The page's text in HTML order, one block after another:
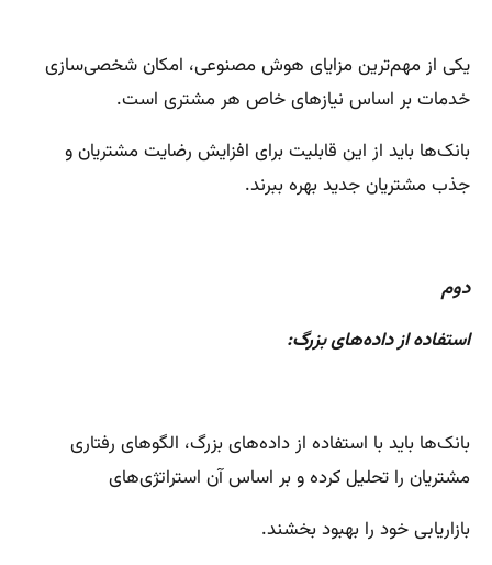
یکی از مهم‌ترین مزایای هوش مصنوعی، امکان شخصی‌سازی
خدمات بر اساس نیازهای خاص هر مشتری است.
بانک‌ها باید از این قابلیت برای افزایش رضایت مشتریان و
جذب مشتریان جدید بهره ببرند.
دوم
استفاده از داده‌های بزرگ:
بانک‌ها باید با استفاده از داده‌های بزرگ، الگوهای رفتاری
مشتریان را تحلیل کرده و بر اساس آن استراتژی‌های
بازاریابی خود را بهبود بخشند.